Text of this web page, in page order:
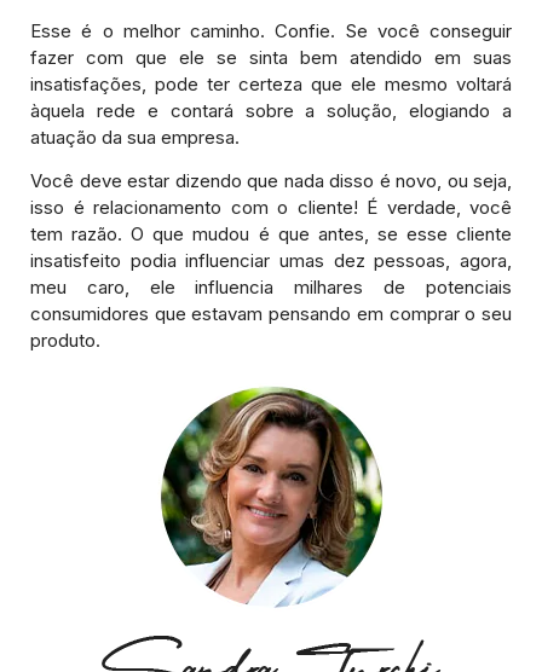
Esse é o melhor caminho. Confie. Se você conseguir
fazer com que ele se sinta bem atendido em suas
insatisfações, pode ter certeza que ele mesmo voltará
àquela rede e contará sobre a solução, elogiando a
atuação da sua empresa.
Você deve estar dizendo que nada disso é novo, ou seja,
isso é relacionamento com o cliente! É verdade, você
tem razão. O que mudou é que antes, se esse cliente
insatisfeito podia influenciar umas dez pessoas, agora,
meu caro, ele influencia milhares de potenciais
consumidores que estavam pensando em comprar o seu
produto.